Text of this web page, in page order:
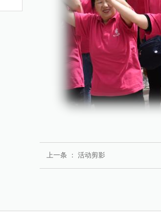
上一条 ： 活动剪影